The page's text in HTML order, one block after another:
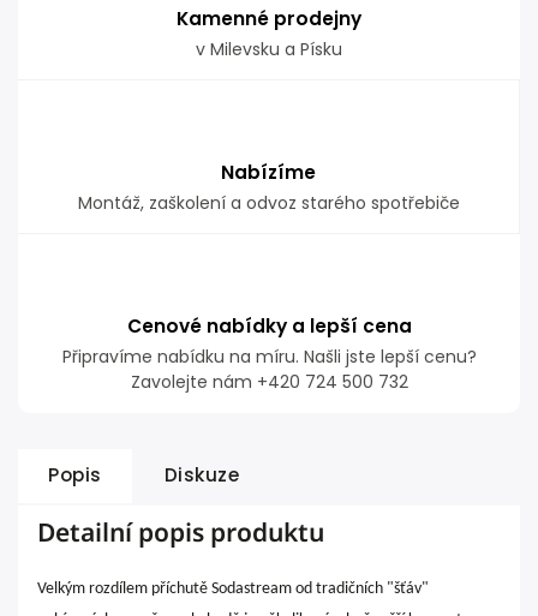
Kamenné prodejny
v Milevsku a Písku
Nabízíme
Montáž, zaškolení a odvoz starého spotřebiče
Cenové nabídky a lepší cena
Připravíme nabídku na míru. Našli jste lepší cenu?
Zavolejte nám +420 724 500 732
Popis Diskuze
Detailní popis produktu
Velkým rozdílem příchutě Sodastream od tradičních "šťáv"